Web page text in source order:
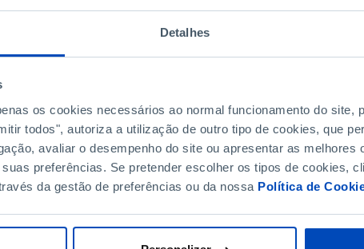
Detalhes
os cookies necessários ao normal funcionamento do site,
todos", autoriza a utilização de outro tipo de cookies, que
avaliar o desempenho do site ou apresentar as melhores
preferências. Se pretender escolher os tipos de cookies,
da gestão de preferências ou da nossa Política de
DATA DE FIM